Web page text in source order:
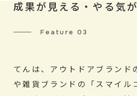
成果が見える・やる気
Feature 03
てんは、アウトドアブランド
や雑貨ブランドの「スマイル